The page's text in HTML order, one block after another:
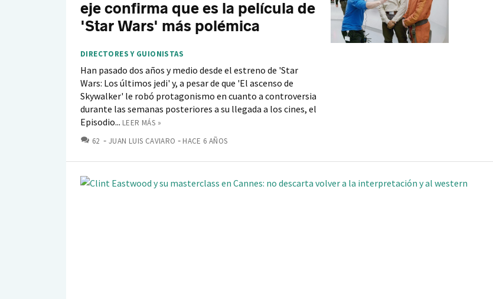
eje confirma que es la película de
'Star Wars' más polémica
DIRECTORES Y GUIONISTAS
Han pasado dos años y medio desde el estreno de 'Star
Wars: Los últimos jedi' y, a pesar de que 'El ascenso de
Skywalker' le robó protagonismo en cuanto a controversia
durante las semanas posteriores a su llegada a los cines, el
Episodio... LEER MÁS »
62 COMENTARIOS
JUAN LUIS CAVIARO HACE 6 AÑOS